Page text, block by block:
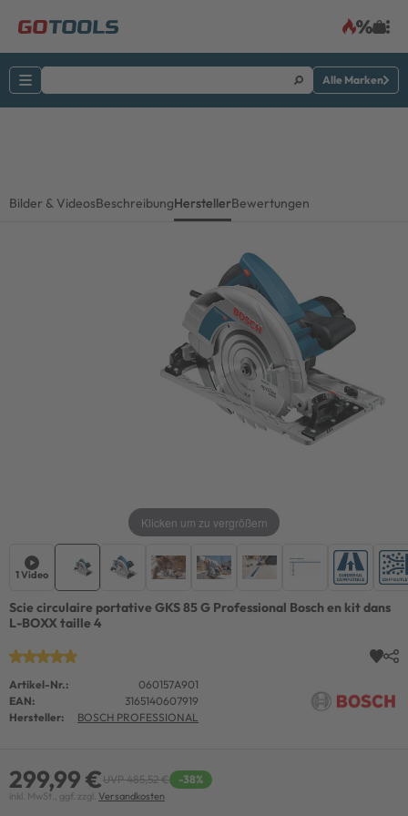
Alle Marken
Bilder & VideosBeschreibungHerstellerBewertungen
Klicken um zu vergrößern
1 Video
Scie circulaire portative GKS 85 G Professional Bosch en kit dans
L-BOXX taille 4
Artikel-Nr.:
060157A901
EAN:
3165140607919
Hersteller:
BOSCH PROFESSIONAL
299,99 €UVP 485,52 € -38%
inkl. MwSt., ggf. zzgl. Versandkosten